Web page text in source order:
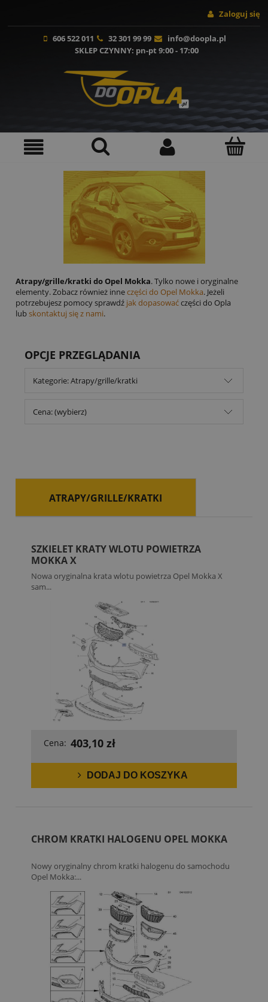
Zaloguj się
606 522 011 32 301 99 99
info@doopla.pl
SKLEP CZYNNY: pn-pt 9:00 - 17:00
Atrapy/grille/kratki do Opel Mokka. Tylko nowe i oryginalne
elementy. Zobacz również inneczęści do Opel Mokka. Jeżeli
potrzebujesz pomocy sprawdź jak dopasowaćczęści do Opla
lubskontaktuj się z nami.
OPCJE PRZEGLĄDANIA
Kategorie: Atrapy/grille/kratki
Cena: (wybierz)
ATRAPY/GRILLE/KRATKI
SZKIELET KRATY WLOTU POWIETRZA
MOKKA X
Nowa oryginalna krata wlotu powietrza Opel Mokka X
sam...
Cena: 403,10 zł
DODAJ DO KOSZYKA
CHROM KRATKI HALOGENU OPEL MOKKA
Nowy oryginalny chrom kratki halogenu do samochodu
Opel Mokka:...